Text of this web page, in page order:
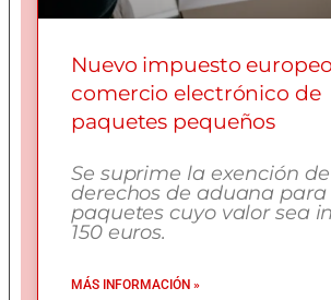
Nuevo impuesto
comercio electrónico de
paquetes pequeños
Se suprime la exención de
derechos de aduana para
paquetes cuyo valor sea
150 euros.
MÁS INFORMACIÓN »